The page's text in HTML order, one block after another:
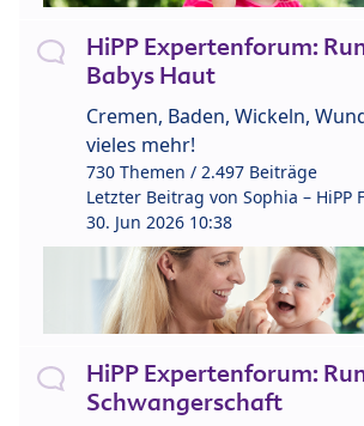
HiPP Expertenforum:
Babys Haut
Cremen, Baden, Wickeln,
vieles mehr!
730 Themen / 2.497 Beiträge
Letzter Beitrag von Sophia – HiPP
30. Jun 2026 10:38
HiPP Expertenforum:
Schwangerschaft